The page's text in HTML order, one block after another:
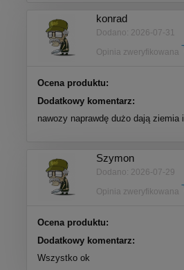
konrad
Dodano: 2026-07-31
Opinia zweryfikowana
Ocena produktu:
Dodatkowy komentarz:
nawozy naprawdę dużo dają ziemia
Szymon
Dodano: 2026-07-29
Opinia zweryfikowana
Ocena produktu:
Dodatkowy komentarz:
Wszystko ok